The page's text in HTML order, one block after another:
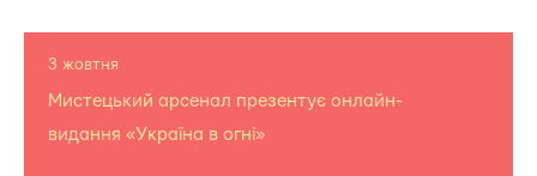
3 жовтня
Мистецький арсенал презентує онлайн-
видання «Україна в огні»